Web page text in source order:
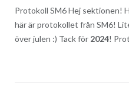
Protokoll SM6 Hej sektionen!
här är protokollet från SM6!
över julen :​) Tack för 2024!